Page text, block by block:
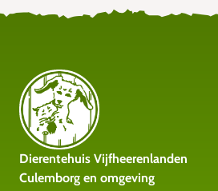
Dierentehuis Vijfheerenlanden
Culemborg en omgeving